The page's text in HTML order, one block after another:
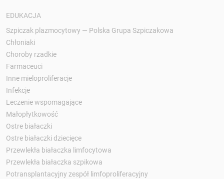
EDUKACJA
Szpiczak plazmocytowy — Polska Grupa Szpiczakowa
Chłoniaki
Choroby rzadkie
Farmaceuci
Inne mieloproliferacje
Infekcje
Leczenie wspomagające
Małopłytkowość
Ostre białaczki
Ostre białaczki dziecięce
Przewlekła białaczka limfocytowa
Przewlekła białaczka szpikowa
Potransplantacyjny zespół limfoproliferacyjny